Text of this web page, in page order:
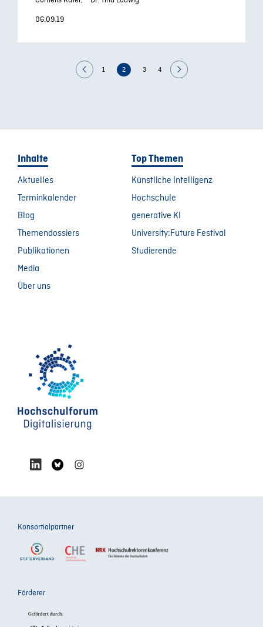
06.09.19
1 2 3 4
Inhalte
Aktuelles
Terminkalender
Blog
Themendossiers
Publikationen
Media
Über uns
Top Themen
Künstliche Intelligenz
Hochschule
generative KI
University:Future Festival
Studierende
Konsortialpartner
Förderer